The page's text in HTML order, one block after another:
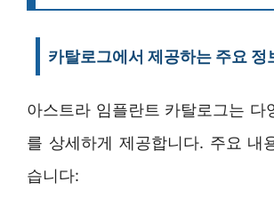
카탈로그에서 제공하는 주요 정
아스트라 임플란트 카탈로그는 다
를 상세하게 제공합니다. 주요 내
습니다: